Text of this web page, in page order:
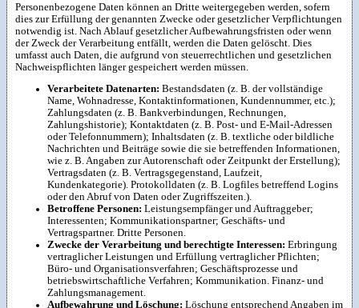
Personenbezogene Daten können an Dritte weitergegeben werden, sofern
dies zur Erfüllung der genannten Zwecke oder gesetzlicher Verpflichtungen
notwendig ist. Nach Ablauf gesetzlicher Aufbewahrungsfristen oder wenn
der Zweck der Verarbeitung entfällt, werden die Daten gelöscht. Dies
umfasst auch Daten, die aufgrund von steuerrechtlichen und gesetzlichen
Nachweispflichten länger gespeichert werden müssen.
Verarbeitete Datenarten: Bestandsdaten (z. B. der vollständige
Name, Wohnadresse, Kontaktinformationen, Kundennummer, etc.);
Zahlungsdaten (z. B. Bankverbindungen, Rechnungen,
Zahlungshistorie); Kontaktdaten (z. B. Post- und E-Mail-Adressen
oder Telefonnummern); Inhaltsdaten (z. B. textliche oder bildliche
Nachrichten und Beiträge sowie die sie betreffenden Informationen,
wie z. B. Angaben zur Autorenschaft oder Zeitpunkt der Erstellung);
Vertragsdaten (z. B. Vertragsgegenstand, Laufzeit,
Kundenkategorie). Protokolldaten (z. B. Logfiles betreffend Logins
oder den Abruf von Daten oder Zugriffszeiten.).
Betroffene Personen: Leistungsempfänger und Auftraggeber;
Interessenten; Kommunikationspartner; Geschäfts- und
Vertragspartner. Dritte Personen.
Zwecke der Verarbeitung und berechtigte Interessen: Erbringung
vertraglicher Leistungen und Erfüllung vertraglicher Pflichten;
Büro- und Organisationsverfahren; Geschäftsprozesse und
betriebswirtschaftliche Verfahren; Kommunikation. Finanz- und
Zahlungsmanagement.
Aufbewahrung und Löschung: Löschung entsprechend Angaben im